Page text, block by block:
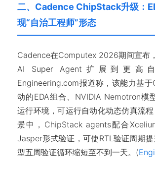
二、Cadence ChipStack升级：
现“自治工程师”形态
Cadence在Computex 2026期间宣布
AI Super Agent扩展到更高
Engineering.com报道称，该能力基
动的EDA组合、NVIDIA Nemotron模
运行环境，可运行自动化动态仿真流
景中，ChipStack agents配合
Jasper形式验证，可使RTL验证周期
型五周验证循环缩短至不到一天。(